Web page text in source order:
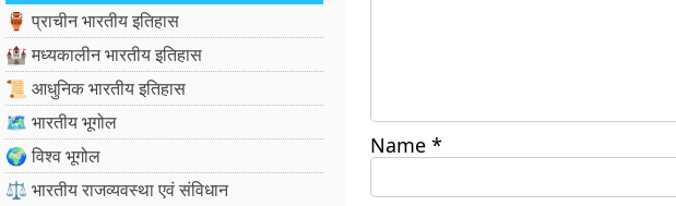
🏺 प्राचीन भारतीय इतिहास
🏰 मध्यकालीन भारतीय इतिहास
📜 आधुनिक भारतीय इतिहास
🗺️ भारतीय भूगोल
🌍 विश्व भूगोल
⚖️ भारतीय राजव्यवस्था एवं संविधान
Name *